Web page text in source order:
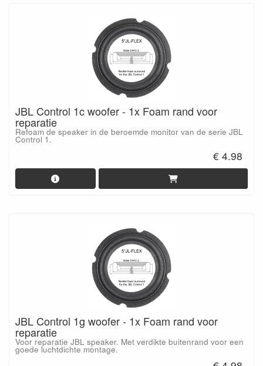
JBL Control 1c woofer - 1x Foam rand voor
reparatie
Refoam de speaker in de beroemde monitor van de serie JBL
Control 1.
€ 4.98
JBL Control 1g woofer - 1x Foam rand voor
reparatie
Voor reparatie JBL speaker. Met verdikte buitenrand voor een
goede luchtdichte montage.